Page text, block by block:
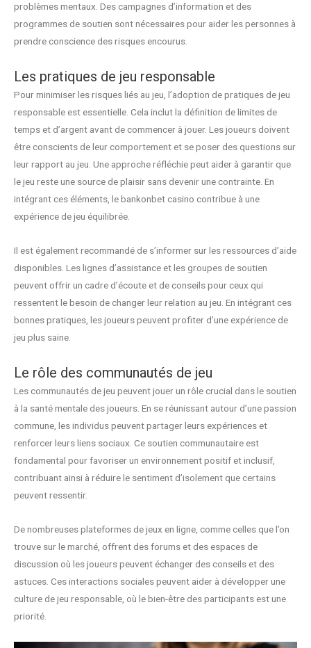
problèmes mentaux. Des campagnes d’information et des
programmes de soutien sont nécessaires pour aider les personnes à
prendre conscience des risques encourus.
Les pratiques de jeu responsable
Pour minimiser les risques liés au jeu, l’adoption de pratiques de jeu
responsable est essentielle. Cela inclut la définition de limites de
temps et d’argent avant de commencer à jouer. Les joueurs doivent
être conscients de leur comportement et se poser des questions sur
leur rapport au jeu. Une approche réfléchie peut aider à garantir que
le jeu reste une source de plaisir sans devenir une contrainte. En
intégrant ces éléments, le bankonbet casino contribue à une
expérience de jeu équilibrée.
Il est également recommandé de s’informer sur les ressources d’aide
disponibles. Les lignes d’assistance et les groupes de soutien
peuvent offrir un cadre d’écoute et de conseils pour ceux qui
ressentent le besoin de changer leur relation au jeu. En intégrant ces
bonnes pratiques, les joueurs peuvent profiter d’une expérience de
jeu plus saine.
Le rôle des communautés de jeu
Les communautés de jeu peuvent jouer un rôle crucial dans le soutien
à la santé mentale des joueurs. En se réunissant autour d’une passion
commune, les individus peuvent partager leurs expériences et
renforcer leurs liens sociaux. Ce soutien communautaire est
fondamental pour favoriser un environnement positif et inclusif,
contribuant ainsi à réduire le sentiment d’isolement que certains
peuvent ressentir.
De nombreuses plateformes de jeux en ligne, comme celles que l’on
trouve sur le marché, offrent des forums et des espaces de
discussion où les joueurs peuvent échanger des conseils et des
astuces. Ces interactions sociales peuvent aider à développer une
culture de jeu responsable, où le bien-être des participants est une
priorité.